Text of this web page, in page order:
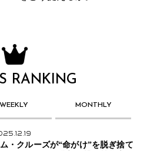
RANKING
WEEKLY MONTHLY
ム・クルーズが“命がけ”を脱ぎ捨て